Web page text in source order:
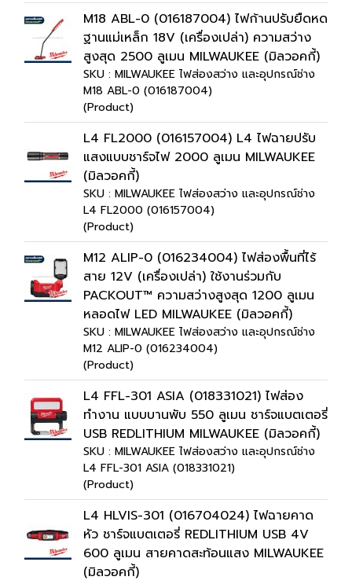
M18 ABL-0 (016187004) ไฟก้านปรับยืดหด
ฐานแม่เหล็ก 18V (เครื่องเปล่า) ความสว่าง
สูงสุด 2500 ลูเมน MILWAUKEE (มิลวอคกี้)
SKU : MILWAUKEE ไฟส่องสว่าง และอุปกรณ์ช่าง
M18 ABL-0 (016187004)
(Product)
L4 FL2000 (016157004) L4 ไฟฉายปรับ
แสงแบบชาร์จไฟ 2000 ลูเมน MILWAUKEE
(มิลวอคกี้)
SKU : MILWAUKEE ไฟส่องสว่าง และอุปกรณ์ช่าง
L4 FL2000 (016157004)
(Product)
M12 ALIP-0 (016234004) ไฟส่องพื้นที่ไร้
สาย 12V (เครื่องเปล่า) ใช้งานร่วมกับ
PACKOUT™ ความสว่างสูงสุด 1200 ลูเมน
หลอดไฟ LED MILWAUKEE (มิลวอคกี้)
SKU : MILWAUKEE ไฟส่องสว่าง และอุปกรณ์ช่าง
M12 ALIP-0 (016234004)
(Product)
L4 FFL-301 ASIA (018331021) ไฟส่อง
ทำงาน แบบบานพับ 550 ลูเมน ชาร์จแบตเตอรี่
USB REDLITHIUM MILWAUKEE (มิลวอคกี้)
SKU : MILWAUKEE ไฟส่องสว่าง และอุปกรณ์ช่าง
L4 FFL-301 ASIA (018331021)
(Product)
L4 HLVIS-301 (016704024) ไฟฉายคาด
หัว ชาร์จแบตเตอรี่ REDLITHIUM USB 4V
600 ลูเมน สายคาดสะท้อนแสง MILWAUKEE
(มิลวอคกี้)